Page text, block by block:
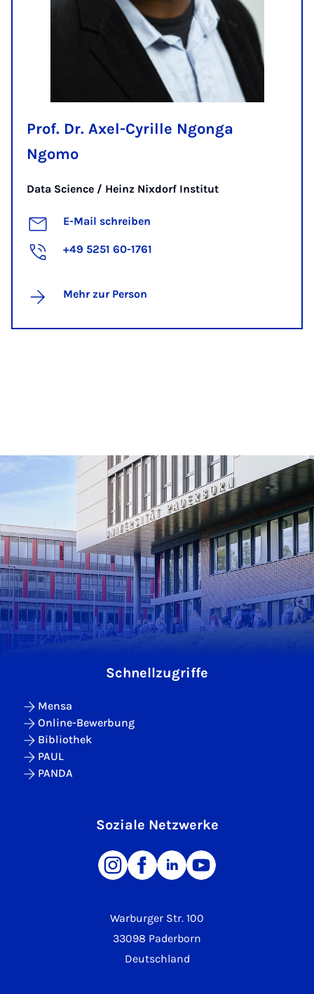
Prof. Dr. Axel-Cyrille Ngonga
Ngomo
Data Science / Heinz Nixdorf Institut
E-Mail schreiben
+49 5251 60-1761
Mehr zur Person
Warburger Str. 100
33098 Paderborn
Deutschland
Schnellzugriffe
Mensa
Online-Bewerbung
Bibliothek
PAUL
PANDA
Soziale Netzwerke